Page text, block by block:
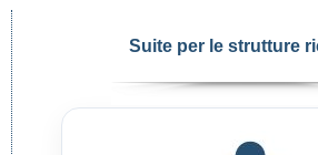
Suite per le strutture